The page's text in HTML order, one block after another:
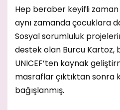
Hep beraber keyifli zaman
aynı zamanda çocuklara
Sosyal sorumluluk
destek olan Burcu Kartoz,
UNICEF’ten kaynak
masraflar çıktıktan sonra
bağışlanmış.